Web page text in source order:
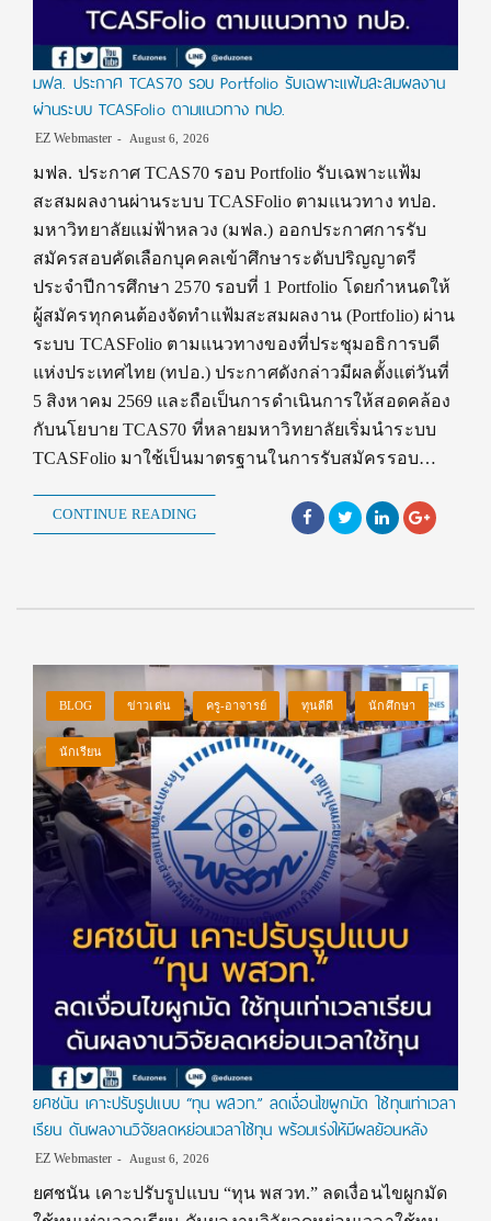
มฟล. ประกาศ TCAS70 รอบ Portfolio รับเฉพาะแฟ้มสะสมผลงาน
ผ่านระบบ TCASFolio ตามแนวทาง ทปอ.
EZ Webmaster August 6, 2026
มฟล. ประกาศ TCAS70 รอบ Portfolio รับเฉพาะแฟ้ม
สะสมผลงานผ่านระบบ TCASFolio ตามแนวทาง ทปอ.
มหาวิทยาลัยแม่ฟ้าหลวง (มฟล.) ออกประกาศการรับ
สมัครสอบคัดเลือกบุคคลเข้าศึกษาระดับปริญญาตรี
ประจำปีการศึกษา 2570 รอบที่ 1 Portfolio โดยกำหนดให้
ผู้สมัครทุกคนต้องจัดทำแฟ้มสะสมผลงาน (Portfolio) ผ่าน
ระบบ TCASFolio ตามแนวทางของที่ประชุมอธิการบดี
แห่งประเทศไทย (ทปอ.) ประกาศดังกล่าวมีผลตั้งแต่วันที่
5 สิงหาคม 2569 และถือเป็นการดำเนินการให้สอดคล้อง
กับนโยบาย TCAS70 ที่หลายมหาวิทยาลัยเริ่มนำระบบ
TCASFolio มาใช้เป็นมาตรฐานในการรับสมัครรอบ…
CONTINUE READING
BLOG ข่าวเด่น ครู-อาจารย์ ทุนดีดี นักศึกษา
นักเรียน
ยศชนัน เคาะปรับรูปแบบ “ทุน พสวท.” ลดเงื่อนไขผูกมัด ใช้ทุนเท่าเวลา
เรียน ดันผลงานวิจัยลดหย่อนเวลาใช้ทุน พร้อมเร่งให้มีผลย้อนหลัง
EZ Webmaster August 6, 2026
ยศชนัน เคาะปรับรูปแบบ “ทุน พสวท.” ลดเงื่อนไขผูกมัด